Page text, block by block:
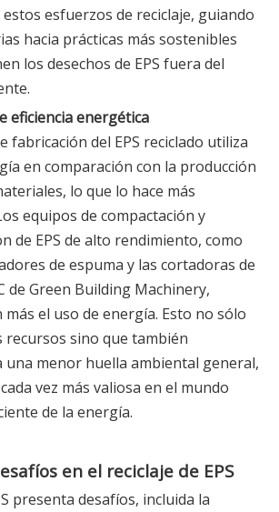
esfuerzos de reciclaje, guiando
hacia prácticas más sostenibles
los desechos de EPS fuera del
eficiencia energética
fabricación del EPS reciclado utiliza
en comparación con la producción
lo que lo hace más
equipos de compactación y
de EPS de alto rendimiento, como
de espuma y las cortadoras de
de Green Building Machinery,
más el uso de energía. Esto no sólo
recursos sino que también
una menor huella ambiental general,
vez más valiosa en el mundo
de la energía.
en el reciclaje de EPS
presenta desafíos, incluida la